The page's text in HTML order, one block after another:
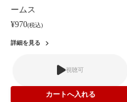
ームス
¥970(税込)
詳細を見る
視聴可